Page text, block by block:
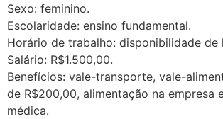
Sexo: feminino.
Escolaridade: ensino fundamental.
Horário de trabalho: disponibilidade de
Salário: R$1.500,00.
Benefícios: vale-transporte, vale-
de R$200,00, alimentação na empresa
médica.